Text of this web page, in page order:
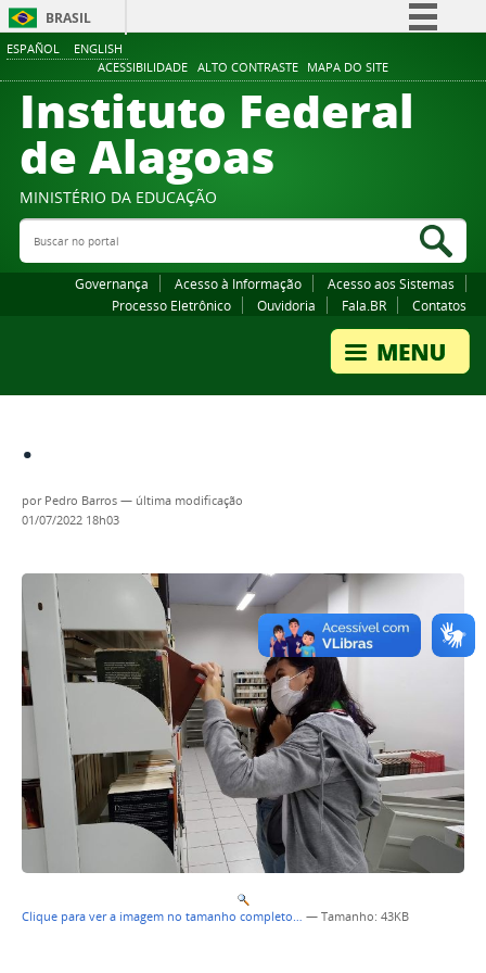
ESPAÑOL ENGLISH
ACESSIBILIDADE ALTO CONTRASTE MAPA DO SITE
BRASIL
Comunica BR
Participe
Canais
Instituto Federal
de Alagoas
MINISTÉRIO DA EDUCAÇÃO
Buscar no portal
Governança Acesso à Informação
Acesso aos Sistemas
Processo Eletrônico
Ouvidoria Fala.BR Contatos
.
por Pedro Barros — última modificação
01/07/2022 18h03
Clique para ver a imagem no tamanho completo… — Tamanho: 43KB